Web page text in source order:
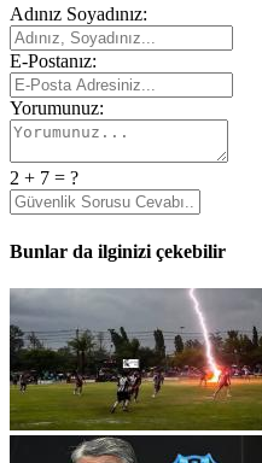
Adınız Soyadınız:
E-Postanız:
Yorumunuz:
2 + 7 = ?
Bunlar da ilginizi çekebilir